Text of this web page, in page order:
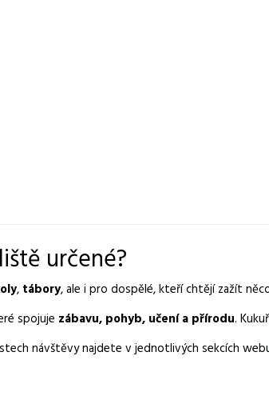
určené?
, tábory, ale i pro dospělé, kteří chtějí zažít
spojuje zábavu, pohyb, učení a přírodu.
návštěvy najdete v jednotlivých sekcích